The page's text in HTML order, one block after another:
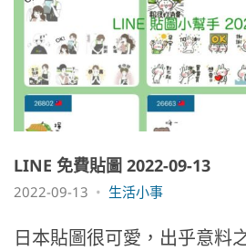
LINE 免費貼圖 2022-09-13
2022-09-13 生活小事
日本貼圖很可愛，出乎意料